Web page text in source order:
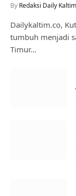
By Redaksi Daily Kaltim
Dailykaltim.co,
tumbuh menjadi
Timur…